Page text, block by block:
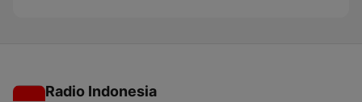
Radio Indonesia